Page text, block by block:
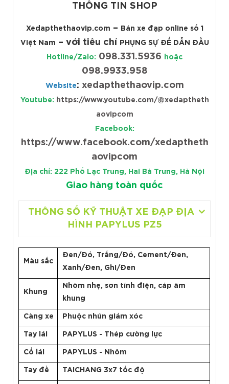
THÔNG TIN SHOP
Xedapthethaovip.com – Bán xe đạp online số 1
Việt Nam – với tiêu chí PHỤNG SỰ ĐỂ DẪN ĐẦU
Hotline/Zalo: 098.331.5936 hoặc
098.9933.958
Website: xedapthethaovip.com
Youtube: https://www.youtube.com/@xedaptheth
aovipcom
Facebook:
https://www.facebook.com/xedaptheth
aovipcom
Địa chỉ: 222 Phố Lạc Trung, Hai Bà Trưng, Hà Nội
Giao hàng toàn quốc
THÔNG SỐ KỸ THUẬT XE ĐẠP ĐỊA
HÌNH PAPYLUS PZ5
Màu sắc
Đen/Đỏ, Trắng/Đỏ, Cement/Đen,
Xanh/Đen, Ghi/Đen
Khung
Nhôm nhẹ, sơn tĩnh điện, cáp âm
khung
Càng xe Phuộc nhún giảm xóc
Tay lái PAPYLUS - Thép cường lực
Cổ lái PAPYLUS - Nhôm
Tay đề TAICHANG 3x7 tốc độ